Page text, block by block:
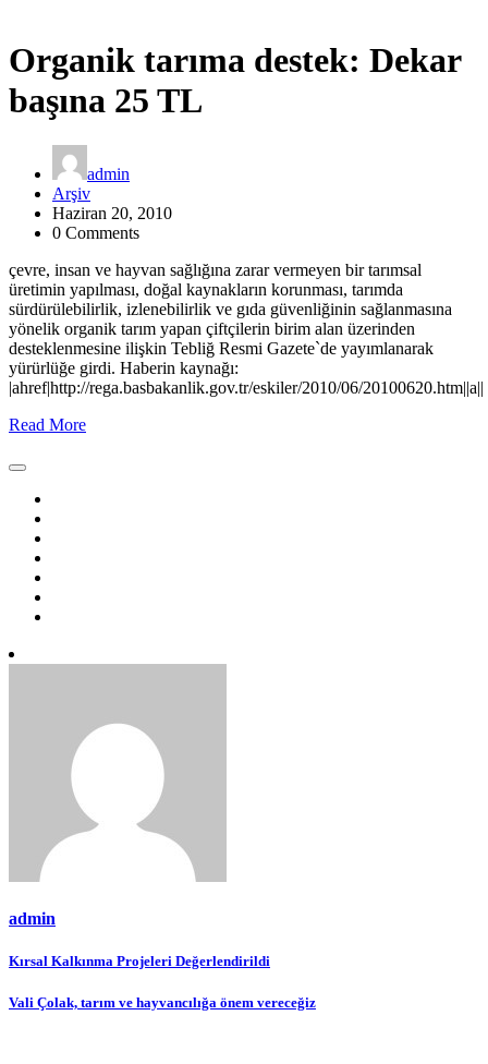
Organik tarıma destek: Dekar
başına 25 TL
admin
Arşiv
Haziran 20, 2010
0 Comments
çevre, insan ve hayvan sağlığına zarar vermeyen bir tarımsal
üretimin yapılması, doğal kaynakların korunması, tarımda
sürdürülebilirlik, izlenebilirlik ve gıda güvenliğinin sağlanmasına
yönelik organik tarım yapan çiftçilerin birim alan üzerinden
desteklenmesine ilişkin Tebliğ Resmi Gazete`de yayımlanarak
yürürlüğe girdi. Haberin kaynağı:
|ahref|http://rega.basbakanlik.gov.tr/eskiler/2010/06/20100620.htm||a||
Read More
admin
Yazı
gezinmesi
Kırsal Kalkınma Projeleri Değerlendirildi
Vali Çolak, tarım ve hayvancılığa önem vereceğiz